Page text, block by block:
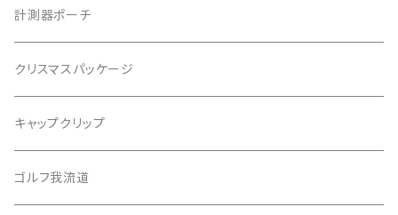
キャサリンマーカー
もちけんマーカー
バッファローゴルフ
計測器ポーチ
クリスマスパッケージ
キャップクリップ
ゴルフ我流道